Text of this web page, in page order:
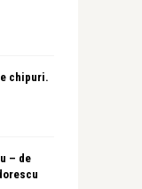
chipuri.
– de